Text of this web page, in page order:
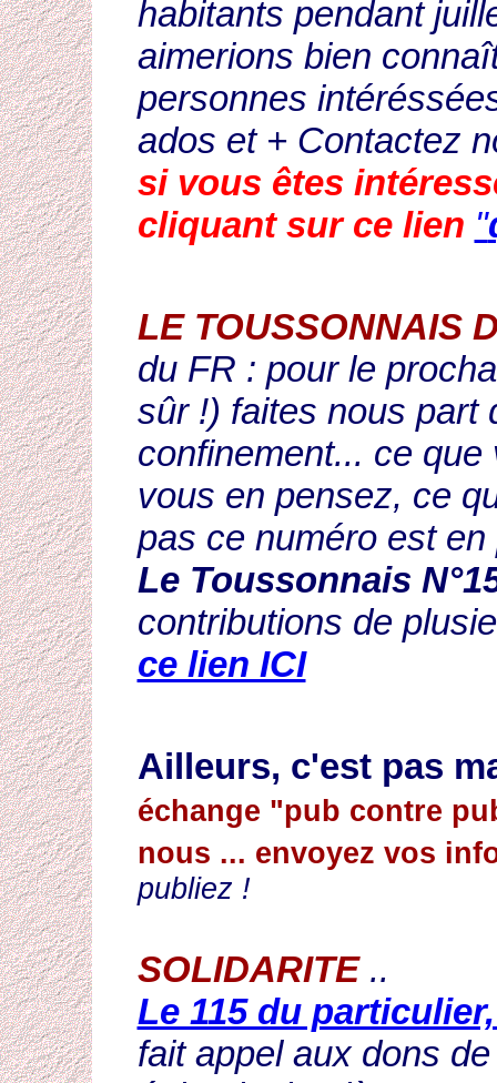
habitants pendant
aimerions bien
personnes
ados et + Contactez
si vous êtes
cliquant sur ce lien "
LE TOUSSONNAIS
du FR : pour le
sûr !) faites nous part
confinement... ce
vous en pensez, ce
pas ce numéro est
Le Toussonnais
contributions de
ce lien ICI
Ailleurs, c'est pas
échange "pub contre
nous ... envoyez vos
publiez !
SOLIDARITE ..
Le 115 du
fait appel aux dons